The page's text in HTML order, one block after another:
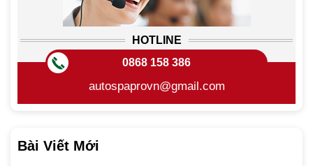
HOTLINE
0868 158 386
autospaprovn@gmail.com
Bài Viết Mới